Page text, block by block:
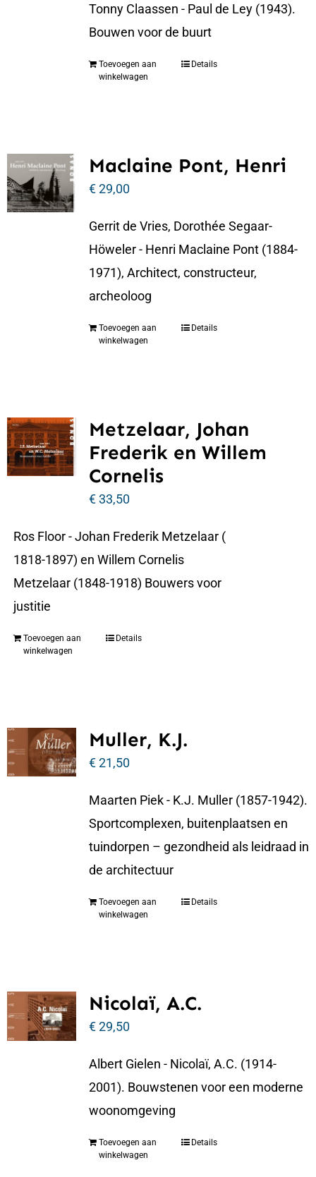
Tonny Claassen - Paul de Ley (1943).
Bouwen voor de buurt
Toevoegen aan
winkelwagen
Details
Maclaine Pont, Henri
€29,00
Gerrit de Vries, Dorothée Segaar-
Höweler - Henri Maclaine Pont (1884-
1971), Architect, constructeur,
archeoloog
Toevoegen aan
winkelwagen
Details
Metzelaar, Johan
Frederik en Willem
Cornelis
€33,50
Ros Floor - Johan Frederik Metzelaar (
1818-1897) en Willem Cornelis
Metzelaar (1848-1918) Bouwers voor
justitie
Toevoegen aan
winkelwagen
Details
Muller, K.J.
€21,50
Maarten Piek - K.J. Muller (1857-1942).
Sportcomplexen, buitenplaatsen en
tuindorpen – gezondheid als leidraad in
de architectuur
Toevoegen aan
winkelwagen
Details
Nicolaï, A.C.
€29,50
Albert Gielen - Nicolaï, A.C. (1914-
2001). Bouwstenen voor een moderne
woonomgeving
Toevoegen aan
winkelwagen
Details